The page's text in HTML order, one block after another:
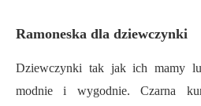
Ramoneska dla dziewczynki
Dziewczynki tak jak ich mamy
modnie i wygodnie. Czarna